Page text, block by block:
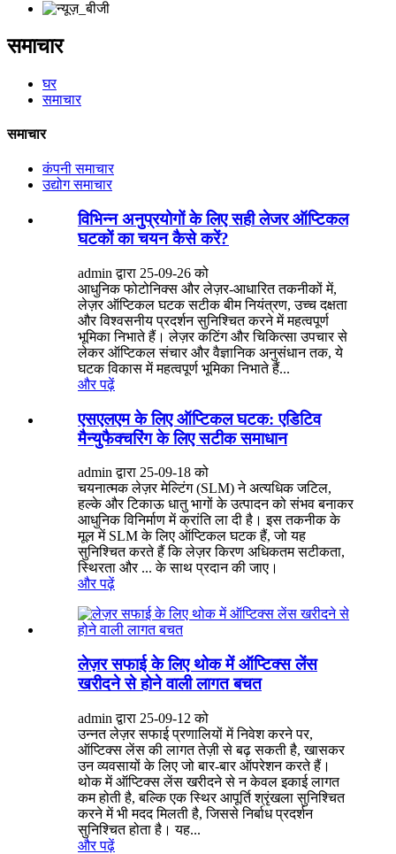
समाचार
घर
समाचार
समाचार
कंपनी समाचार
उद्योग समाचार
विभिन्न अनुप्रयोगों के लिए सही लेजर ऑप्टिकल
घटकों का चयन कैसे करें?
admin द्वारा 25-09-26 को
आधुनिक फोटोनिक्स और लेज़र-आधारित तकनीकों में,
लेज़र ऑप्टिकल घटक सटीक बीम नियंत्रण, उच्च दक्षता
और विश्वसनीय प्रदर्शन सुनिश्चित करने में महत्वपूर्ण
भूमिका निभाते हैं। लेज़र कटिंग और चिकित्सा उपचार से
लेकर ऑप्टिकल संचार और वैज्ञानिक अनुसंधान तक, ये
घटक विकास में महत्वपूर्ण भूमिका निभाते हैं...
और पढ़ें
एसएलएम के लिए ऑप्टिकल घटक: एडिटिव
मैन्युफैक्चरिंग के लिए सटीक समाधान
admin द्वारा 25-09-18 को
चयनात्मक लेज़र मेल्टिंग (SLM) ने अत्यधिक जटिल,
हल्के और टिकाऊ धातु भागों के उत्पादन को संभव बनाकर
आधुनिक विनिर्माण में क्रांति ला दी है। इस तकनीक के
मूल में SLM के लिए ऑप्टिकल घटक हैं, जो यह
सुनिश्चित करते हैं कि लेज़र किरण अधिकतम सटीकता,
स्थिरता और ... के साथ प्रदान की जाए।
और पढ़ें
लेज़र सफाई के लिए थोक में ऑप्टिक्स लेंस
खरीदने से होने वाली लागत बचत
admin द्वारा 25-09-12 को
उन्नत लेज़र सफाई प्रणालियों में निवेश करने पर,
ऑप्टिक्स लेंस की लागत तेज़ी से बढ़ सकती है, खासकर
उन व्यवसायों के लिए जो बार-बार ऑपरेशन करते हैं।
थोक में ऑप्टिक्स लेंस खरीदने से न केवल इकाई लागत
कम होती है, बल्कि एक स्थिर आपूर्ति श्रृंखला सुनिश्चित
करने में भी मदद मिलती है, जिससे निर्बाध प्रदर्शन
सुनिश्चित होता है। यह...
और पढ़ें